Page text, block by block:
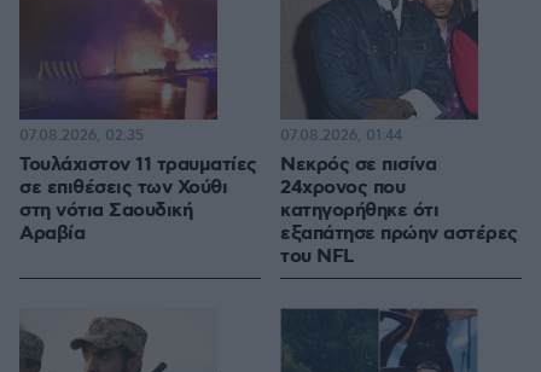
Τουλάχιστον 11 τραυματίες
σε επιθέσεις των Χούθι
στη νότια Σαουδική
Αραβία
07.08.2026, 02:35
Νεκρός σε πισίνα
24χρονος που
κατηγορήθηκε ότι
εξαπάτησε πρώην αστέρες
του NFL
07.08.2026, 01:44